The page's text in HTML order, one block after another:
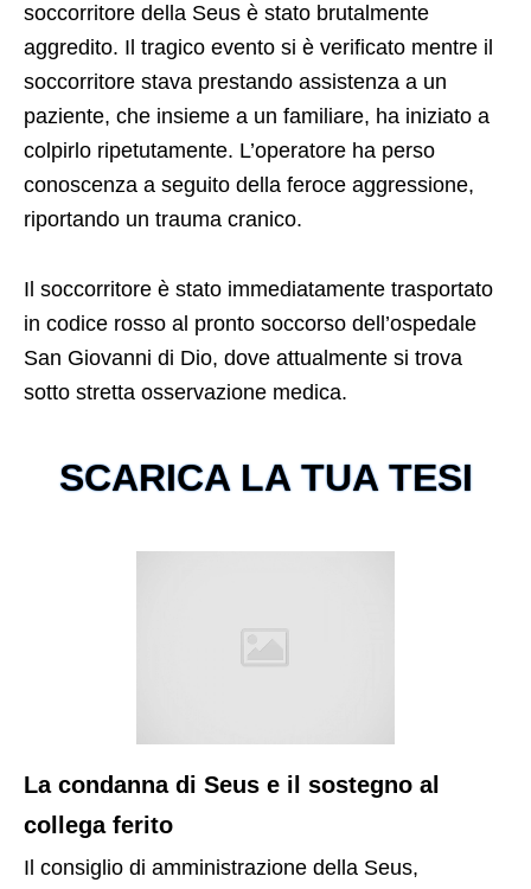
soccorritore della Seus è stato brutalmente
aggredito. Il tragico evento si è verificato mentre il
soccorritore stava prestando assistenza a un
paziente, che insieme a un familiare, ha iniziato a
colpirlo ripetutamente. L’operatore ha perso
conoscenza a seguito della feroce aggressione,
riportando un trauma cranico.
Il soccorritore è stato immediatamente trasportato
in codice rosso al pronto soccorso dell’ospedale
San Giovanni di Dio, dove attualmente si trova
sotto stretta osservazione medica.
SCARICA LA TUA TESI
La condanna di Seus e il sostegno al
collega ferito
Il consiglio di amministrazione della Seus,